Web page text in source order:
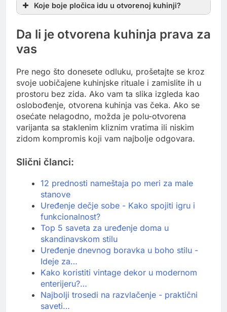
Koje boje pločica idu u otvorenoj kuhinji?
Da li je otvorena kuhinja prava za
vas
Pre nego što donesete odluku, prošetajte se kroz
svoje uobičajene kuhinjske rituale i zamislite ih u
prostoru bez zida. Ako vam ta slika izgleda kao
oslobođenje, otvorena kuhinja vas čeka. Ako se
osećate nelagodno, možda je polu-otvorena
varijanta sa staklenim kliznim vratima ili niskim
zidom kompromis koji vam najbolje odgovara.
Slični članci:
12 prednosti nameštaja po meri za male
stanove
Uređenje dečje sobe - Kako spojiti igru i
funkcionalnost?
Top 5 saveta za uređenje doma u
skandinavskom stilu
Uređenje dnevnog boravka u boho stilu -
Ideje za…
Kako koristiti vintage dekor u modernom
enterijeru?…
Najbolji trosedi na razvlačenje - praktični
saveti…